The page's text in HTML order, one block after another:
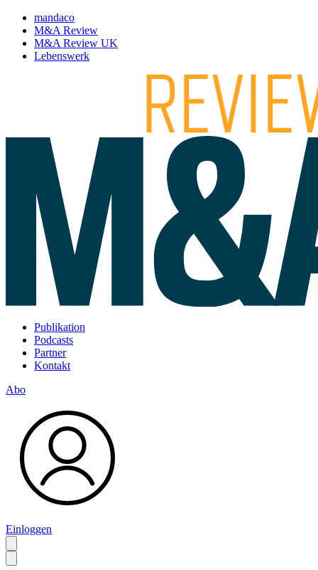
mandaco
M&A Review
M&A Review UK
Lebenswerk
Publikation
Podcasts
Partner
Kontakt
Abo
Einloggen